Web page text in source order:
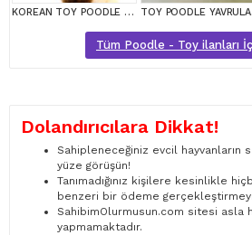
KOREAN TOY POODLE YAVRULARIM
Tüm Poodle - Toy ilanları
Dolandırıcılara Dikkat!
Sahipleneceğiniz evcil hayvanların
yüze görüşün!
Tanımadığınız kişilere kesinlikle
benzeri bir ödeme
SahibimOlurmusun.com sitesi asla
yapmamaktadır.